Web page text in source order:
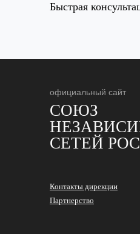
Быстрая
официальный сайт
СОЮЗ
СЕТЕЙ
Контакты дирекции
Партнерство